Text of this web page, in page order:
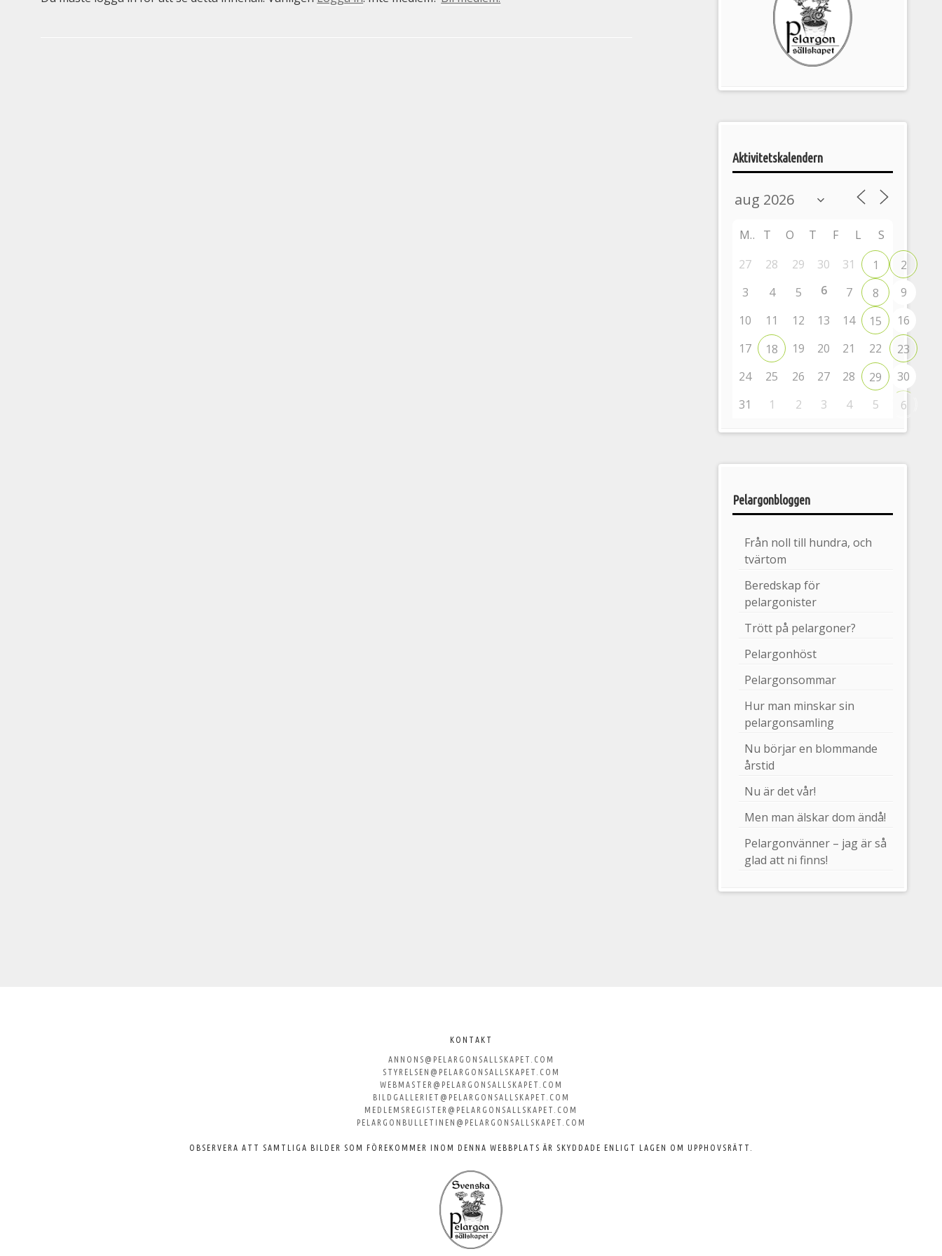
Pelargonsällskapets
aktiviteter
Aktivitetskalendern
M T O T F L
S
27
28 29 30 31 1
2
3
4 5 6 7 8
9
10
11 12 13 14 15
16
17
18 19 20 21 22
23
24
25 26 27 28 29
30
31
1 2 3 4 5 6
Pelargonbloggen
Från noll till hundra, och
tvärtom
Beredskap för
pelargonister
Trött på pelargoner?
Pelargonhöst
Pelargonsommar
Hur man minskar sin
pelargonsamling
Nu börjar en blommande
årstid
Nu är det vår!
Men man älskar dom ändå!
Pelargonvänner – jag är så
glad att ni finns!
KONTAKT
ANNONS@PELARGONSALLSKAPET.COM
STYRELSEN@PELARGONSALLSKAPET.COM
WEBMASTER@PELARGONSALLSKAPET.COM
BILDGALLERIET@PELARGONSALLSKAPET.COM
MEDLEMSREGISTER@PELARGONSALLSKAPET.COM
PELARGONBULLETINEN@PELARGONSALLSKAPET.COM
OBSERVERA ATT SAMTLIGA BILDER SOM FÖREKOMMER INOM DENNA WEBBPLATS ÄR SKYDDADE ENLIGT LAGEN OM UPPHOVSRÄTT.